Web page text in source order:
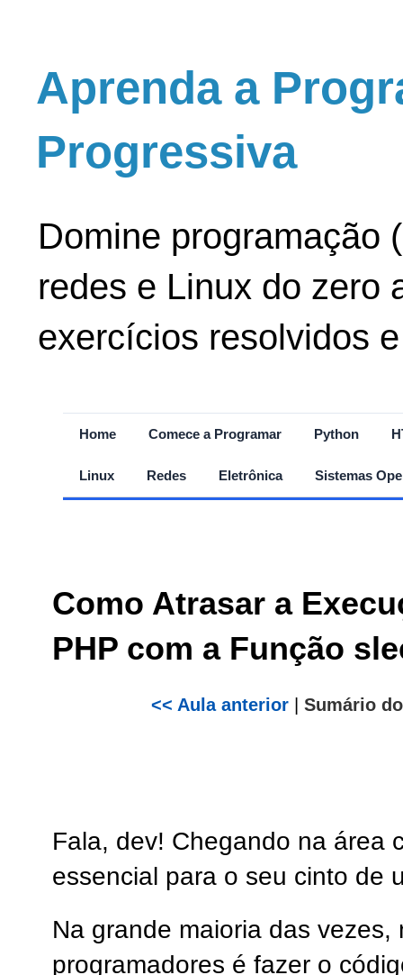
Aprenda a
Progressiva
Domine programação
redes e Linux do zero
exercícios resolvidos
Home Comece a Programar Python
Linux Redes Eletrônica Sistemas
Como Atrasar a
PHP com a Função
<< Aula anterior| Sumário
Fala, dev! Chegando na área
essencial para o seu cinto de
Na grande maioria das vezes,
programadores é fazer o